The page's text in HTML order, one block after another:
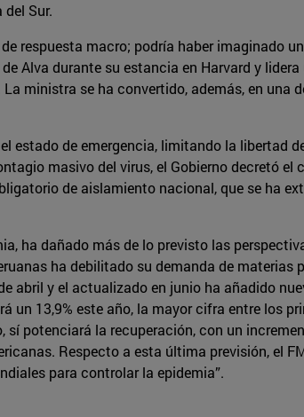
Sur.
respuesta macro; podría haber imaginado
Alva durante su estancia en Harvard y
ministra se ha convertido, además, en una
estado de emergencia, limitando la libertad
masivo del virus, el Gobierno decretó el
de aislamiento nacional, que se ha
ha dañado más de lo previsto las
ha debilitado su demanda de materias
abril y el actualizado en junio ha añadido
un 13,9% este año, la mayor cifra entre los
potenciará la recuperación, con un
Respecto a esta última previsión, el
para controlar la epidemia”.